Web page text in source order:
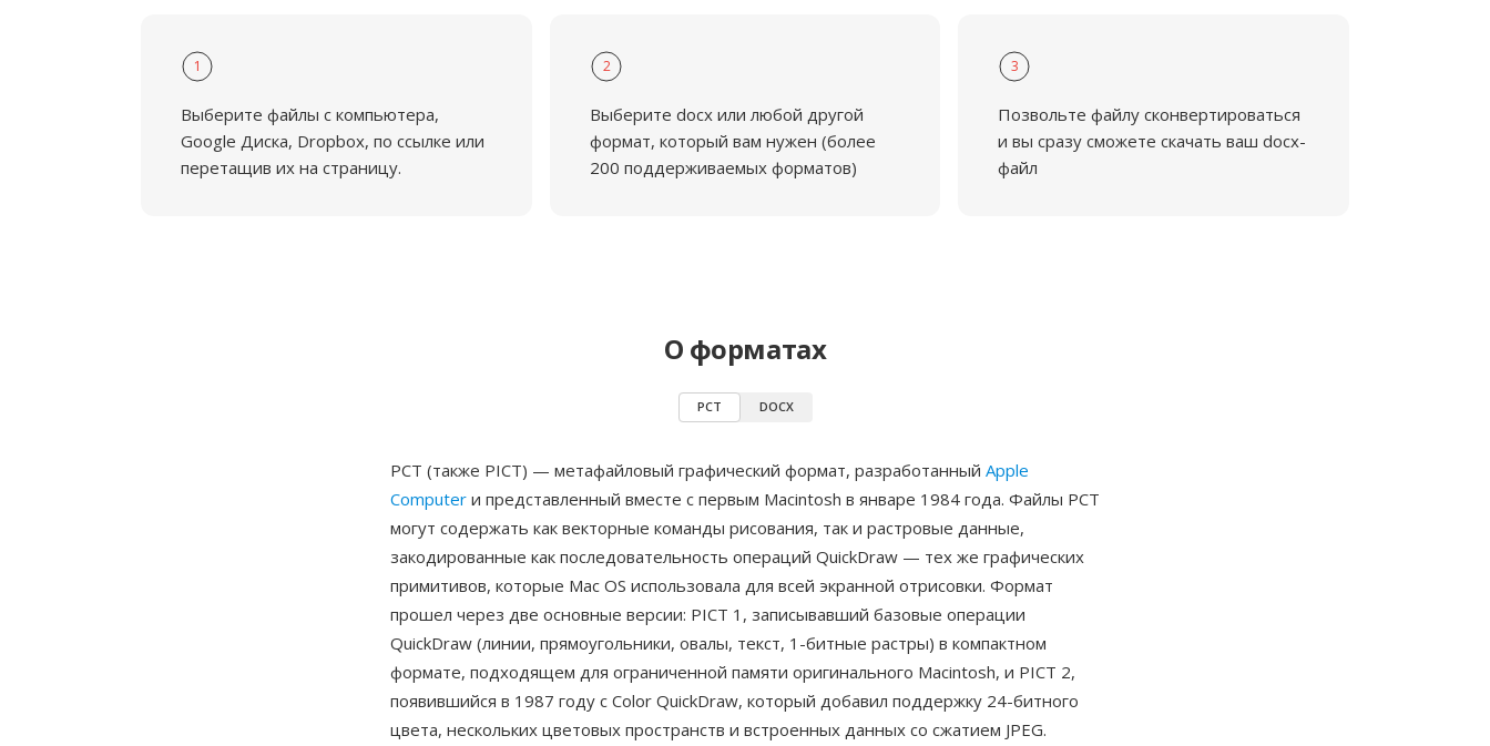
1
Выберите файлы с компьютера,
Google Диска, Dropbox, по ссылке или
перетащив их на страницу.
2
Выберите docx или любой другой
формат, который вам нужен (более
200 поддерживаемых форматов)
3
Позвольте файлу сконвертироваться
и вы сразу сможете скачать ваш docx-
файл
О форматах
PCT DOCX
PCT (также PICT) — метафайловый графический формат, разработанный Apple
Computer и представленный вместе с первым Macintosh в январе 1984 года. Файлы PCT
могут содержать как векторные команды рисования, так и растровые данные,
закодированные как последовательность операций QuickDraw — тех же графических
примитивов, которые Mac OS использовала для всей экранной отрисовки. Формат
прошел через две основные версии: PICT 1, записывавший базовые операции
QuickDraw (линии, прямоугольники, овалы, текст, 1-битные растры) в компактном
формате, подходящем для ограниченной памяти оригинального Macintosh, и PICT 2,
появившийся в 1987 году с Color QuickDraw, который добавил поддержку 24-битного
цвета, нескольких цветовых пространств и встроенных данных со сжатием JPEG.